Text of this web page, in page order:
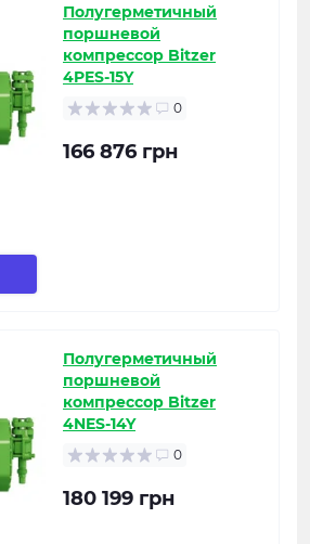
Полугерметичный
поршневой
компрессор Bitzer
4PES-15Y
0
166 876 грн
Полугерметичный
поршневой
компрессор Bitzer
4NES-14Y
0
180 199 грн